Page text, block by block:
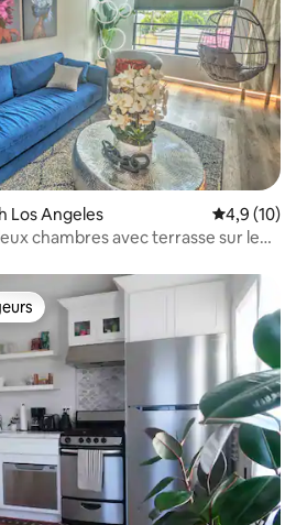
Los Angeles Évaluation
4,9 (10)
chambres avec terrasse sur le